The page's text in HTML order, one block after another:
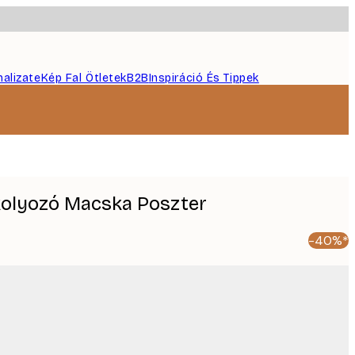
Kép Fal ÖtletekB2BInspiráció És Tippek
Macska Poszter
-40%*